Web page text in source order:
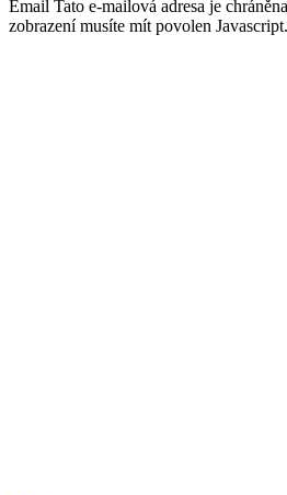
Email Tato e-mailová adresa je
zobrazení musíte mít povolen Javascript.